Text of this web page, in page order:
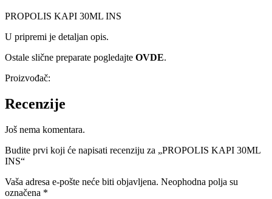
PROPOLIS KAPI 30ML INS
U pripremi je detaljan opis.
Ostale slične preparate pogledajte OVDE.
Proizvođač:
Recenzije
Još nema komentara.
Budite prvi koji će napisati recenziju za „PROPOLIS KAPI 30ML
INS“
Vaša adresa e-pošte neće biti objavljena. Neophodna polja su
označena *